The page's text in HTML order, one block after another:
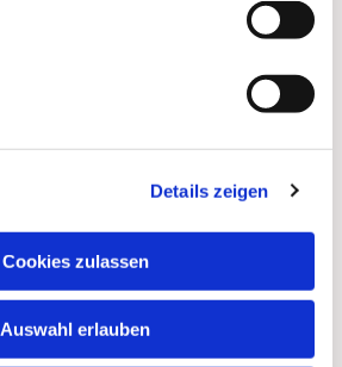
Details zeigen
Cookies zulassen
Auswahl erlauben